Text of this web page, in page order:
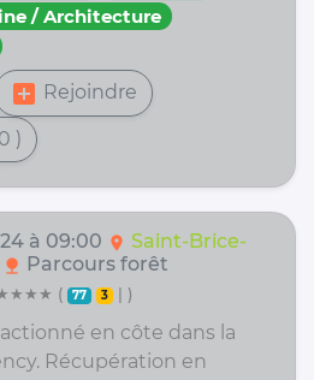
/ Architecture
add_box Rejoindre
)
à 09:00 location_on Saint-Brice-
nature Parcours forêt
( 77 3 | )
en côte dans la
Récupération en